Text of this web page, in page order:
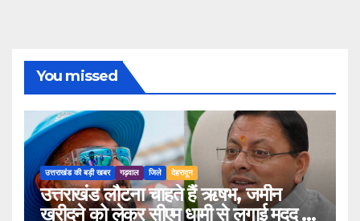
You missed
उत्तराखंड की बड़ी खबर गढ़वाल जिले देहरादून
उत्तराखंड लौटना चाहते हैं ऋषभ, जमीन
खरीदने को लेकर सीएम धामी से लगाई मदद की